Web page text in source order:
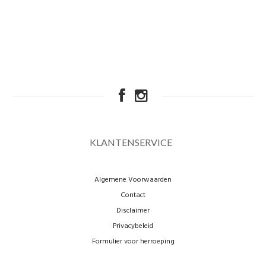
KLANTENSERVICE
Algemene Voorwaarden
Contact
Disclaimer
Privacybeleid
Formulier voor herroeping